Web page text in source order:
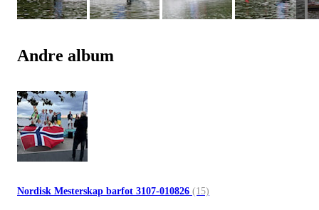
Andre album
Nordisk Mesterskap barfot 3107-010826 (15)